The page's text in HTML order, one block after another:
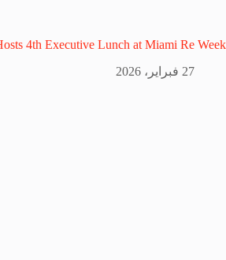
4th Executive Lunch at Miami Re Week
27 فبراير، 2026